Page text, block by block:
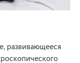
развивающееся